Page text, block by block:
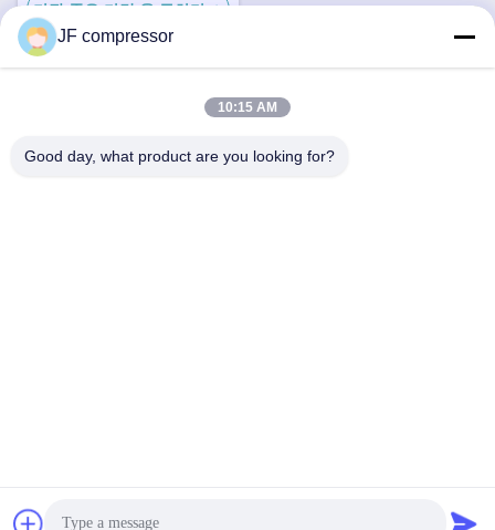
가장 좋은 가격 을 구하라
공기 압축기 공급자. 저작권 2024-2026 Jiangsu Jufeng Machinery
JF compressor
10:15 AM
Good day, what product are you looking for?